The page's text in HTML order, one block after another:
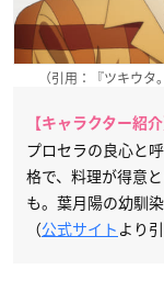
（引用：『ツキウ
【キャラクター紹介
プロセラの良心と
格で、料理が得意
も。葉月陽の幼馴染
（公式サイト より引